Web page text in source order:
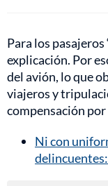
Para los
explicación. Por
del avión, lo que
viajeros y
compensación
Ni con